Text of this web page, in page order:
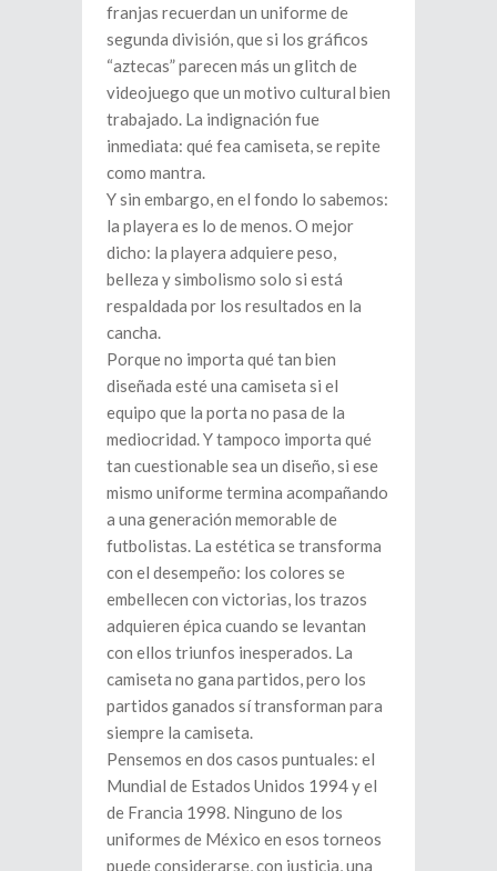
franjas recuerdan un uniforme de
segunda división, que si los gráficos
“aztecas” parecen más un glitch de
videojuego que un motivo cultural bien
trabajado. La indignación fue
inmediata: qué fea camiseta, se repite
como mantra.
Y sin embargo, en el fondo lo sabemos:
la playera es lo de menos. O mejor
dicho: la playera adquiere peso,
belleza y simbolismo solo si está
respaldada por los resultados en la
cancha.
Porque no importa qué tan bien
diseñada esté una camiseta si el
equipo que la porta no pasa de la
mediocridad. Y tampoco importa qué
tan cuestionable sea un diseño, si ese
mismo uniforme termina acompañando
a una generación memorable de
futbolistas. La estética se transforma
con el desempeño: los colores se
embellecen con victorias, los trazos
adquieren épica cuando se levantan
con ellos triunfos inesperados. La
camiseta no gana partidos, pero los
partidos ganados sí transforman para
siempre la camiseta.
Pensemos en dos casos puntuales: el
Mundial de Estados Unidos 1994 y el
de Francia 1998. Ninguno de los
uniformes de México en esos torneos
puede considerarse, con justicia, una